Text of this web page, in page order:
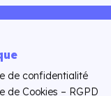
de confidentialité
de Cookies – RGPD